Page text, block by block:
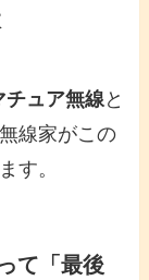
チュア無線と
線家がこの
す。
て「最後